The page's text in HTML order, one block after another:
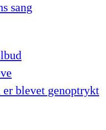
sang
er blevet genoptrykt